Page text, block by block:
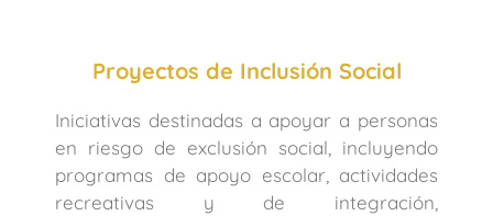
Proyectos de Inclusión Social
Iniciativas destinadas a apoyar a personas
en riesgo de exclusión social, incluyendo
programas de apoyo escolar, actividades
recreativas y de integración,